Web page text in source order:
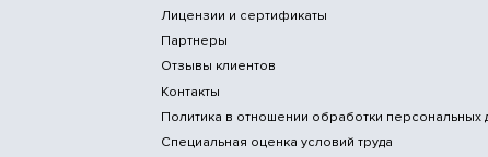
Лицензии и сертификаты
Партнеры
Отзывы клиентов
Контакты
Политика в отношении обработки персональных
Специальная оценка условий труда